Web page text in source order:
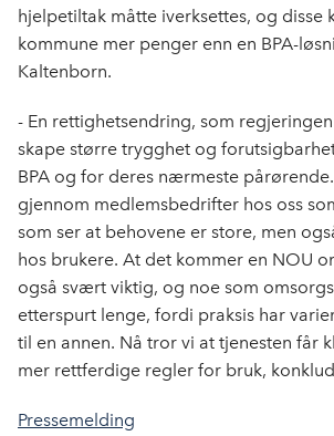
hjelpetiltak måtte iverksettes, og disse
kommune mer penger enn en BPA-
Kaltenborn.
- En rettighetsendring, som
skape større trygghet og
BPA og for deres nærmeste
gjennom medlemsbedrifter hos oss
som ser at behovene er store, men
hos brukere. At det kommer en NOU
også svært viktig, og noe som
etterspurt lenge, fordi praksis har
til en annen. Nå tror vi at tjenesten får
mer rettferdige regler for bruk,
Pressemelding